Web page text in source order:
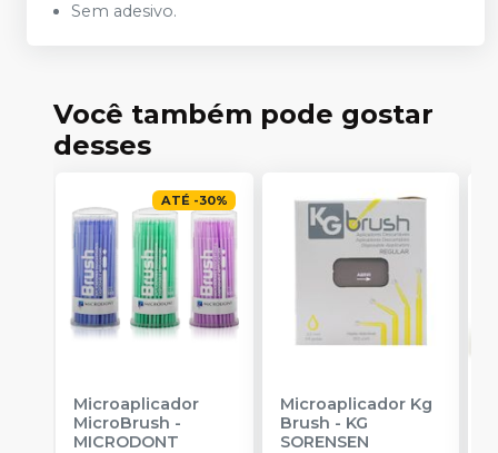
Sem adesivo.
Você também pode gostar
desses
ATÉ -30%
Microaplicador
MicroBrush -
MICRODONT
Microaplicador Kg
Brush - KG
SORENSEN